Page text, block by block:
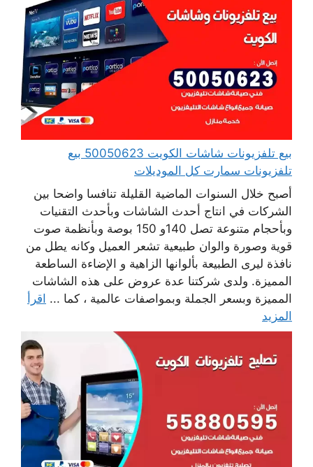
بيع تلفزيونات شاشات الكويت 50050623 بيع
تلفزيونات سمارت كل الموديلات
أصبح خلال السنوات الماضية القليلة تنافسا واضحا بين
الشركات في انتاج أحدث الشاشات وبأحدث التقنيات
وبأحجام متنوعة تصل 140و 150 بوصة وبأنظمة صوت
قوية وصورة والوان طبيعية تشعر العميل وكانه يطل من
نافذة ليرى الطبيعة بألوانها الزاهية و الإضاءة الساطعة
المميزة. ولدى شركتنا عدة عروض على هذه الشاشات
المميزة وبسعر الجملة وبمواصفات عالمية ، كما ... اقرأ
المزيد